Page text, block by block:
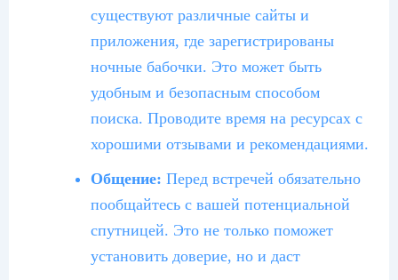
существуют различные сайты и
приложения, где зарегистрированы
ночные бабочки. Это может быть
удобным и безопасным способом
поиска. Проводите время на ресурсах с
хорошими отзывами и рекомендациями.
Общение: Перед встречей обязательно
пообщайтесь с вашей потенциальной
спутницей. Это не только поможет
установить доверие, но и даст